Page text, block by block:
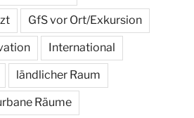
GfS vor Ort/Exkursion
International
ländlicher Raum
Räume